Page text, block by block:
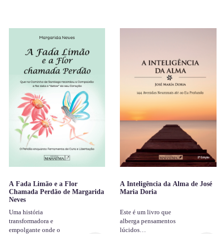
A Fada Limão e a Flor
Chamada Perdão de Margarida
Neves
Uma história
transformadora e
empolgante onde o
A Inteligência da Alma de José
Maria Doria
Este é um livro que
alberga pensamentos
lúcidos…